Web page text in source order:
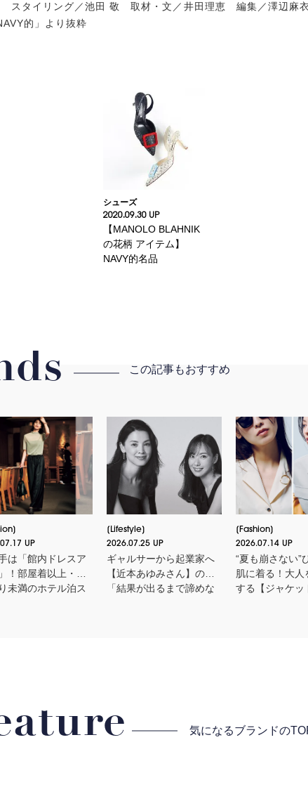
スタイリング／池田 敬 取材・文／井田理恵 編集／澤辺麻
的」より抜粋
シューズ
2020.09.30 UP
【MANOLO BLAHNIK
の花柄 アイテム】
NAVY的名品
この記事もおすすめ
UP
は「館内ドレスア
！部屋着以上・か
未満のホテル泊ス
Lifestyle
2026.07.25 UP
ギャルサーから起業家へ
【近本あゆみさん】の
「結果が出るまで諦めな
Fashion
2026.07.14 UP
“夏も崩さない”
肌に着る！大人
する【ジャケッ
気になるブランドの